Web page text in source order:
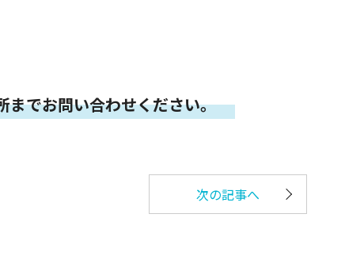
までお問い合わせください。
次の記事へ